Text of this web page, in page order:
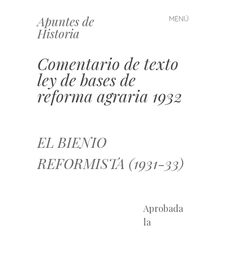
Apuntes de
Historia
MENÚ
Saltar
al
Comentario de texto
ley de bases de
reforma agraria 1932
EL BIENIO
REFORMISTA (1931-33)
Aprobada
la